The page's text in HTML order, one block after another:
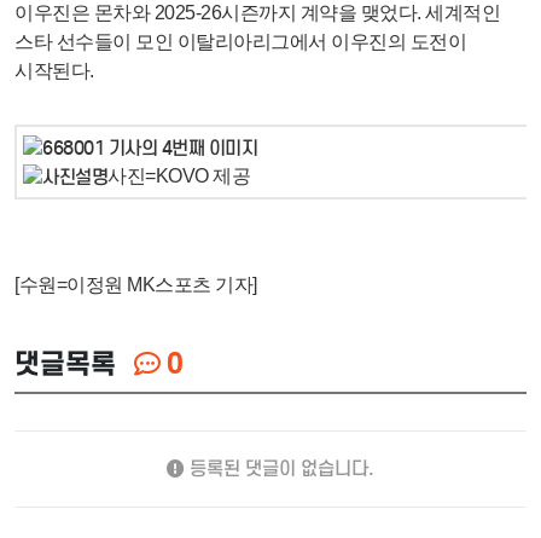
이우진은 몬차와 2025-26시즌까지 계약을 맺었다. 세계적인
스타 선수들이 모인 이탈리아리그에서 이우진의 도전이
시작된다.
사진=KOVO 제공
[수원=이정원 MK스포츠 기자]
댓글목록 0
등록된 댓글이 없습니다.